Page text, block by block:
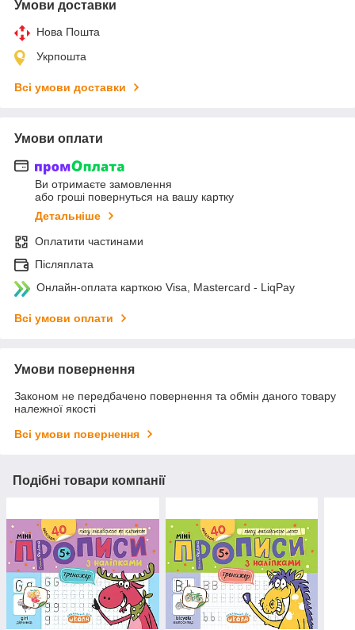
Умови доставки
Нова Пошта
Укрпошта
Всі умови доставки
Умови оплати
Ви отримаєте замовлення
або гроші повернуться на вашу картку
Детальніше
Оплатити частинами
Післяплата
Онлайн-оплата карткою Visa, Mastercard - LiqPay
Всі умови оплати
Умови повернення
Законом не передбачено повернення та обмін даного товару
належної якості
Всі умови повернення
Подібні товари компанії